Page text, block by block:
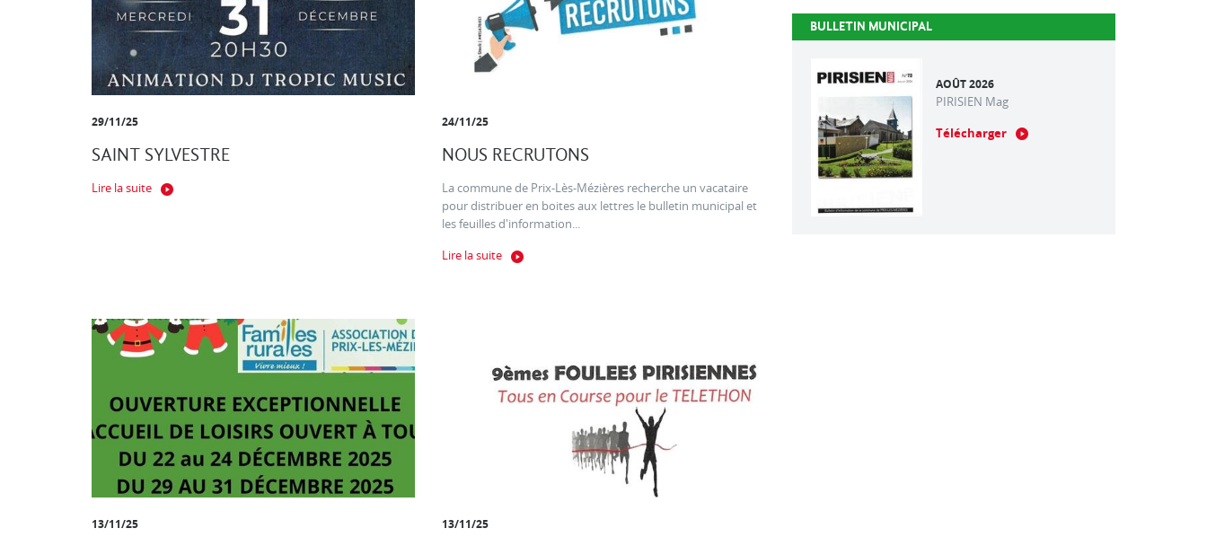
29/11/25
SAINT SYLVESTRE
Lire la suite
24/11/25
NOUS RECRUTONS
La commune de Prix-Lès-Mézières recherche un vacataire
pour distribuer en boites aux lettres le bulletin municipal et
les feuilles d'information...
Lire la suite
13/11/25 13/11/25
BULLETIN MUNICIPAL
AOÛT 2026
PIRISIEN Mag
Télécharger